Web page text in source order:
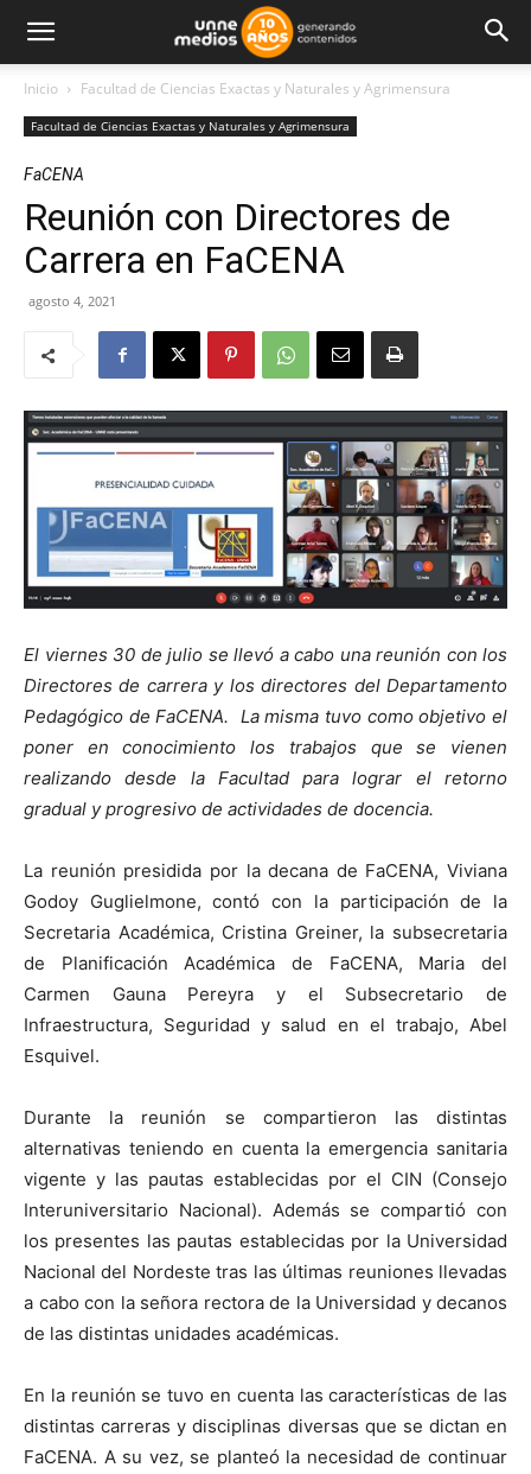
Inicio Facultad de Ciencias Exactas y Naturales y Agrimensura
Facultad de Ciencias Exactas y Naturales y Agrimensura
FaCENA
Reunión con Directores de
Carrera en FaCENA
agosto 4, 2021
El viernes 30 de julio se llevó a cabo una reunión con los
Directores de carrera y los directores del Departamento
Pedagógico de FaCENA. La misma tuvo como objetivo el
poner en conocimiento los trabajos que se vienen
realizando desde la Facultad para lograr el retorno
gradual y progresivo de actividades de docencia.
La reunión presidida por la decana de FaCENA, Viviana
Godoy Guglielmone, contó con la participación de la
Secretaria Académica, Cristina Greiner, la subsecretaria
de Planificación Académica de FaCENA, Maria del
Carmen Gauna Pereyra y el Subsecretario de
Infraestructura, Seguridad y salud en el trabajo, Abel
Esquivel.
Durante la reunión se compartieron las distintas
alternativas teniendo en cuenta la emergencia sanitaria
vigente y las pautas establecidas por el CIN (Consejo
Interuniversitario Nacional). Además se compartió con
los presentes las pautas establecidas por la Universidad
Nacional del Nordeste tras las últimas reuniones llevadas
a cabo con la señora rectora de la Universidad y decanos
de las distintas unidades académicas.
En la reunión se tuvo en cuenta las características de las
distintas carreras y disciplinas diversas que se dictan en
FaCENA. A su vez, se planteó la necesidad de continuar